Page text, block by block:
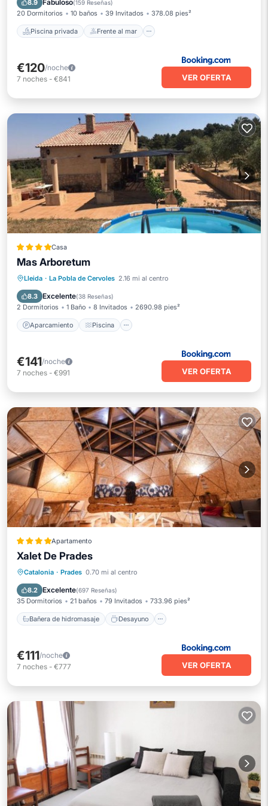
8.9 Fabuloso(159 Reseñas)
20 Dormitorios 10 baños 39 Invitados 378.08 pies²
Piscina privada Frente al mar
€120/noche
7 noches - €841 VER OFERTA
Casa
Mas Arboretum
Lleida · La Pobla de Cervoles 2.16 mi al centro
8.3 Excelente(38 Reseñas)
2 Dormitorios 1 Baño 8 Invitados 2690.98 pies²
Aparcamiento Piscina
Aparcamiento
Piscina
Balcón/Terraza
€141/noche
7 noches - €991 VER OFERTA
Apartamento
Xalet De Prades
Catalonia · Prades 0.70 mi al centro
8.2 Excelente(697 Reseñas)
35 Dormitorios 21 baños 79 Invitados 733.96 pies²
Bañera de hidromasaje Desayuno
Bañera de hidromasaje
Estación de carga para vehículos eléctricos
Aparcamiento
€111/noche
7 noches - €777 VER OFERTA